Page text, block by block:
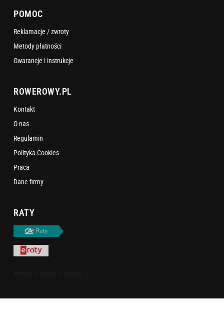
POMOC
Reklamacje / zwroty
Metody płatności
Gwarancje i instrukcje
ROWEROWY.PL
Kontakt
O nas
Regulamin
Polityka Cookies
Praca
Dane firmy
RATY